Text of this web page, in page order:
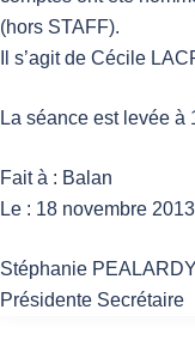
(hors STAFF).
Il s’agit de Cécile
La séance est levée à
Fait à : Balan
Le : 18 novembre 2013
Stéphanie
Présidente Secrétaire